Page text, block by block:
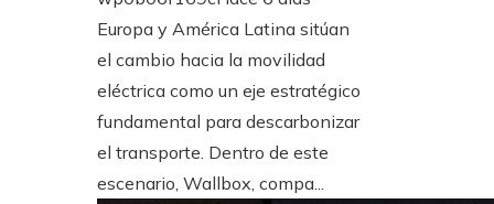
Europa y América Latina sitúan
el cambio hacia la movilidad
eléctrica como un eje estratégico
fundamental para descarbonizar
el transporte. Dentro de este
escenario, Wallbox, compa...